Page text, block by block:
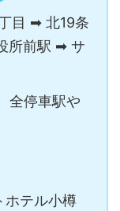
目 ➡ 北19条
所前駅 ➡ サ
全停車駅や
テル小樽